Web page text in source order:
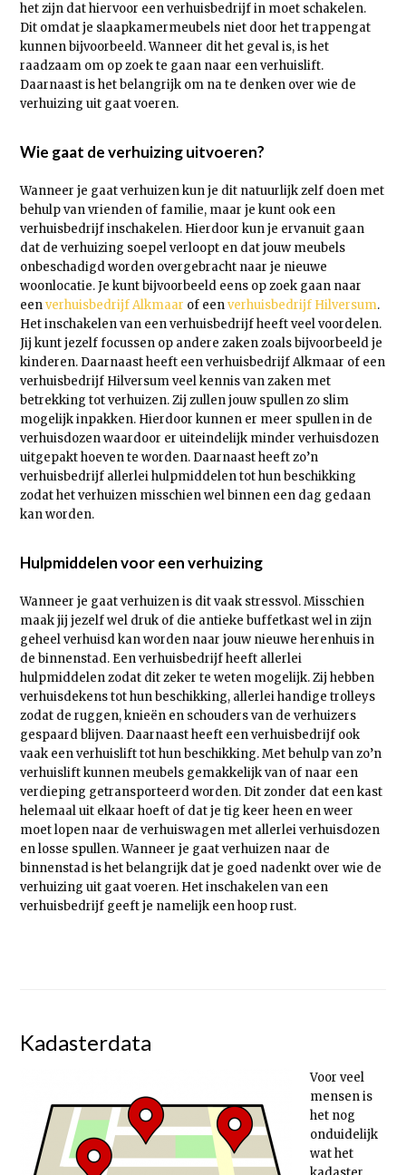
het zijn dat hiervoor een verhuisbedrijf in moet schakelen.
Dit omdat je slaapkamermeubels niet door het trappengat
kunnen bijvoorbeeld. Wanneer dit het geval is, is het
raadzaam om op zoek te gaan naar een verhuislift.
Daarnaast is het belangrijk om na te denken over wie de
verhuizing uit gaat voeren.
Wie gaat de verhuizing uitvoeren?
Wanneer je gaat verhuizen kun je dit natuurlijk zelf doen met
behulp van vrienden of familie, maar je kunt ook een
verhuisbedrijf inschakelen. Hierdoor kun je ervanuit gaan
dat de verhuizing soepel verloopt en dat jouw meubels
onbeschadigd worden overgebracht naar je nieuwe
woonlocatie. Je kunt bijvoorbeeld eens op zoek gaan naar
eenverhuisbedrijf Alkmaar of eenverhuisbedrijf Hilversum.
Het inschakelen van een verhuisbedrijf heeft veel voordelen.
Jij kunt jezelf focussen op andere zaken zoals bijvoorbeeld je
kinderen. Daarnaast heeft een verhuisbedrijf Alkmaar of een
verhuisbedrijf Hilversum veel kennis van zaken met
betrekking tot verhuizen. Zij zullen jouw spullen zo slim
mogelijk inpakken. Hierdoor kunnen er meer spullen in de
verhuisdozen waardoor er uiteindelijk minder verhuisdozen
uitgepakt hoeven te worden. Daarnaast heeft zo’n
verhuisbedrijf allerlei hulpmiddelen tot hun beschikking
zodat het verhuizen misschien wel binnen een dag gedaan
kan worden.
Hulpmiddelen voor een verhuizing
Wanneer je gaat verhuizen is dit vaak stressvol. Misschien
maak jij jezelf wel druk of die antieke buffetkast wel in zijn
geheel verhuisd kan worden naar jouw nieuwe herenhuis in
de binnenstad. Een verhuisbedrijf heeft allerlei
hulpmiddelen zodat dit zeker te weten mogelijk. Zij hebben
verhuisdekens tot hun beschikking, allerlei handige trolleys
zodat de ruggen, knieën en schouders van de verhuizers
gespaard blijven. Daarnaast heeft een verhuisbedrijf ook
vaak een verhuislift tot hun beschikking. Met behulp van zo’n
verhuislift kunnen meubels gemakkelijk van of naar een
verdieping getransporteerd worden. Dit zonder dat een kast
helemaal uit elkaar hoeft of dat je tig keer heen en weer
moet lopen naar de verhuiswagen met allerlei verhuisdozen
en losse spullen. Wanneer je gaat verhuizen naar de
binnenstad is het belangrijk dat je goed nadenkt over wie de
verhuizing uit gaat voeren. Het inschakelen van een
verhuisbedrijf geeft je namelijk een hoop rust.
Kadasterdata
Voor veel
mensen is
het nog
onduidelijk
wat het